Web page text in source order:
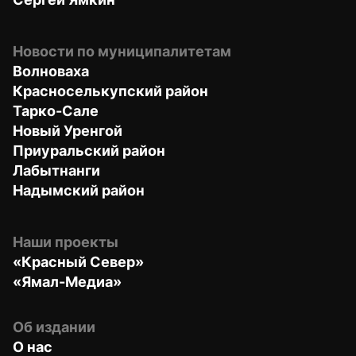
Новости по муниципалитетам
Волноваха
Красноселькупский район
Тарко-Сале
Новый Уренгой
Приуральский район
Лабытнанги
Надымский район
Наши проекты
«Красный Север»
«Ямал-Медиа»
Об издании
О нас